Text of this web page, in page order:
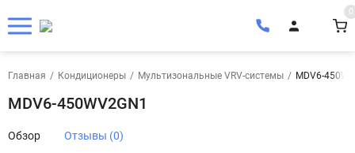
0
Главная / Кондиционеры / Мультизональные VRV-системы / MDV6-
MDV6-450WV2GN1
Обзор Отзывы (0)